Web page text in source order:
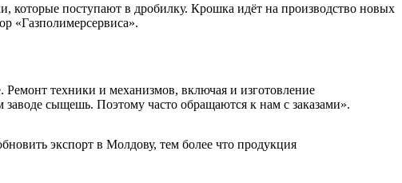
которые поступают в дробилку. Крошка идёт на производство новых
«Газполимерсервиса».
Ремонт техники и механизмов, включая и изготовление
сыщешь. Поэтому часто обращаются к нам с заказами».
экспорт в Молдову, тем более что продукция